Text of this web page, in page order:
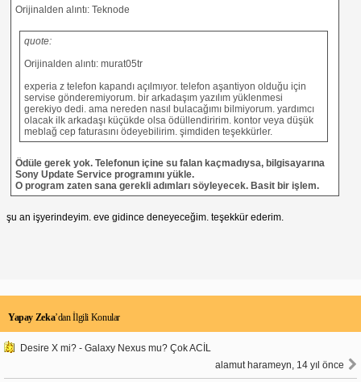
Orijinalden alıntı: Teknode
quote:
Orijinalden alıntı: murat05tr
experia z telefon kapandı açılmıyor. telefon aşantiyon olduğu için
servise gönderemiyorum. bir arkadaşım yazılım yüklenmesi
gerekiyo dedi. ama nereden nasıl bulacağımı bilmiyorum. yardımcı
olacak ilk arkadaşı küçükde olsa ödüllendiririm. kontor veya düşük
meblağ cep faturasını ödeyebilirim. şimdiden teşekkürler.
Ödüle gerek yok. Telefonun içine su falan kaçmadıysa, bilgisayarına
Sony Update Service programını yükle.
O program zaten sana gerekli adımları söyleyecek. Basit bir işlem.
şu an işyerindeyim. eve gidince deneyeceğim. teşekkür ederim.
Yapay Zeka’dan İlgili Konular
Desire X mi? - Galaxy Nexus mu? Çok ACİL
alamut harameyn, 14 yıl önce